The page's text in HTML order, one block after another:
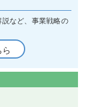
など、事業戦略の